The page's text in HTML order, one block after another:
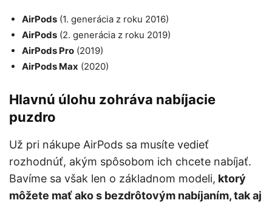
AirPods (1. generácia z roku 2016)
AirPods (2. generácia z roku 2019)
AirPods Pro (2019)
AirPods Max (2020)
Hlavnú úlohu zohráva nabíjacie
puzdro
Už pri nákupe AirPods sa musíte vedieť
rozhodnúť, akým spôsobom ich chcete nabíjať.
Bavíme sa však len o základnom modeli, ktorý
môžete mať ako s bezdrôtovým nabíjaním, tak aj